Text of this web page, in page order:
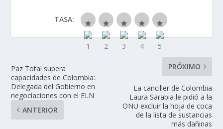
TASA:
Paz Total supera
capacidades de Colombia:
Delegada del Gobierno en
negociaciones con el ELN
ANTERIOR
PRÓXIMO
La canciller de Colombia
Laura Sarabia le pidió a la
ONU excluir la hoja de coca
de la lista de sustancias
más dañinas